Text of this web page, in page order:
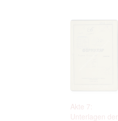
Akte 7:
Unterlagen der